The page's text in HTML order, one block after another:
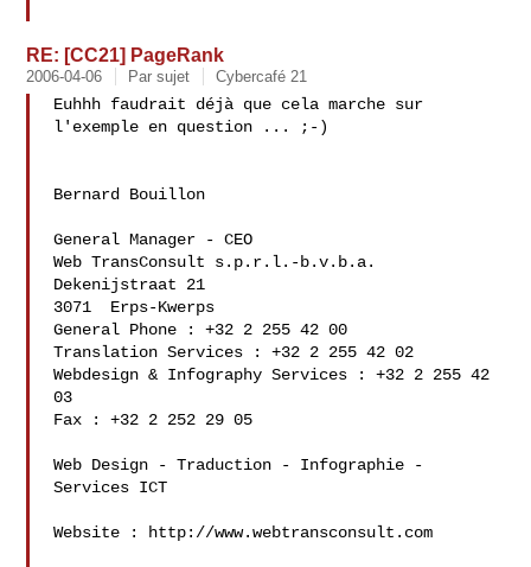
RE: [CC21] PageRank
2006-04-06 Par sujet Cybercafé 21
Euhhh faudrait déjà que cela marche sur
l'exemple en question ... ;-)
Bernard Bouillon
General Manager - CEO
Web TransConsult s.p.r.l.-b.v.b.a.
Dekenijstraat 21
3071  Erps-Kwerps
General Phone : +32 2 255 42 00
Translation Services : +32 2 255 42 02
Webdesign & Infography Services : +32 2 255 42
03
Fax : +32 2 252 29 05
Web Design - Traduction - Infographie -
Services ICT
Website : http://www.webtransconsult.com